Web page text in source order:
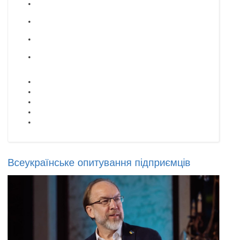
Всеукраїнське опитування підприємців